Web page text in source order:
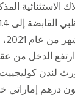
الاستثنائية
القابضة إلى
من عام 2021
الدخل من
لندن كوليجييت
درهم إماراتي